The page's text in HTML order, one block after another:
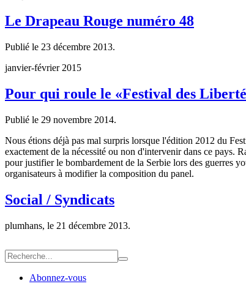
Le Drapeau Rouge numéro 48
Publié le 23 décembre 2013.
janvier-février 2015
Pour qui roule le «Festival des
Publié le 29 novembre 2014.
Nous étions déjà pas mal surpris lorsque l'édition 2012 du
exactement de la nécessité ou non d'intervenir dans ce
pour justifier le bombardement de la Serbie lors des guerres
organisateurs à modifier la composition du panel.
Social / Syndicats
plumhans, le 21 décembre 2013.
Abonnez-vous